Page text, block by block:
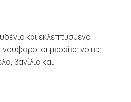
και εκλεπτυσμένο
νούφαρο, οι μεσαίες νότες
βανίλια και